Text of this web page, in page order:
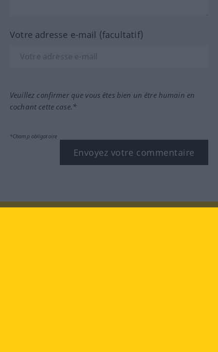
Votre adresse e-mail (facultatif)
Veuillez confirmer que vous êtes bien un être humain en
cochant cette case.*
*Champ obligatoire
Envoyez votre commentaire